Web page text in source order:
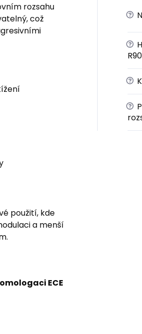
rozsahu
což
použití, kde
a menší
ECE
?
?
R90
?
?